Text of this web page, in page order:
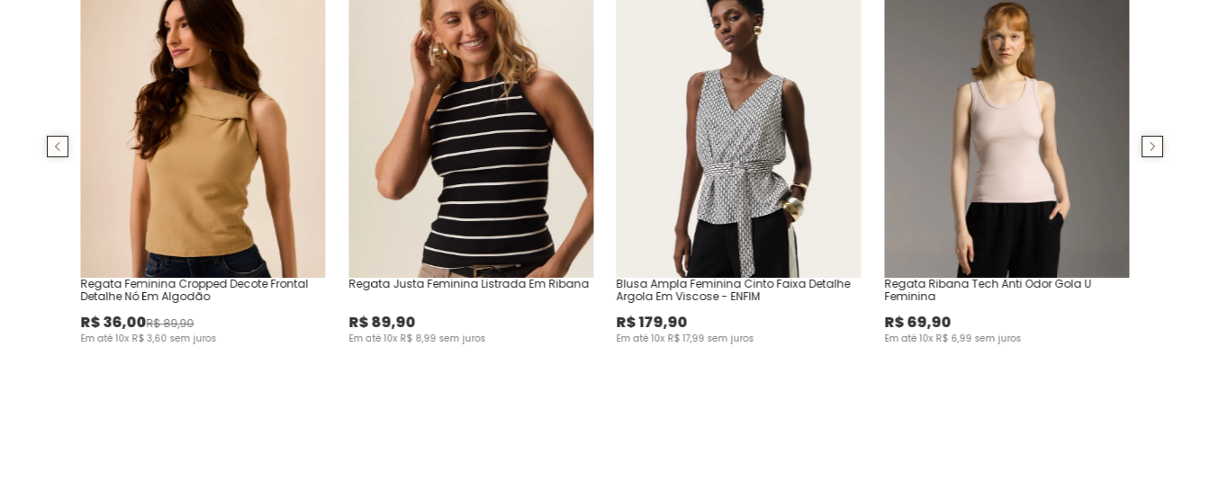
Regata Feminina Cropped Decote Frontal
Detalhe Nó Em Algodão
R$36,00R$89,90
Em até10x R$ 3,60 sem juros
Regata Justa Feminina Listrada Em Ribana
R$89,90
Em até10x R$ 8,99 sem juros
Blusa Ampla Feminina Cinto Faixa Detalhe
Argola Em Viscose - ENFIM
R$179,90
Em até10x R$ 17,99 sem juros
Regata Ribana Tech Anti Odor Gola U
Feminina
R$69,90
Em até10x R$ 6,99 sem juros